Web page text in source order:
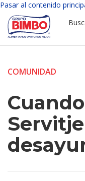
Pasar al contenido
COMUNIDAD